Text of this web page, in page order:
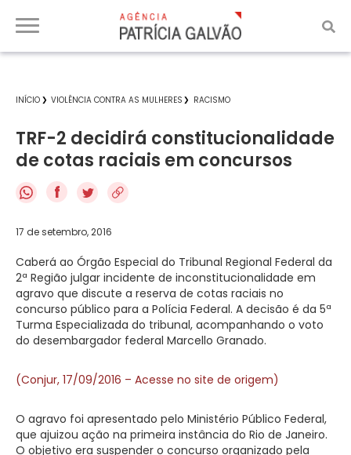
INÍCIO VIOLÊNCIA CONTRA AS MULHERES RACISMO
TRF-2 decidirá constitucionalidade
de cotas raciais em concursos
f
17 de setembro, 2016
Caberá ao Órgão Especial do Tribunal Regional Federal da
2ª Região julgar incidente de inconstitucionalidade em
agravo que discute a reserva de cotas raciais no
concurso público para a Polícia Federal. A decisão é da 5ª
Turma Especializada do tribunal, acompanhando o voto
do desembargador federal Marcello Granado.
(Conjur, 17/09/2016 – Acesse no site de origem)
O agravo foi apresentado pelo Ministério Público Federal,
que ajuizou ação na primeira instância do Rio de Janeiro.
O objetivo era suspender o concurso organizado pela